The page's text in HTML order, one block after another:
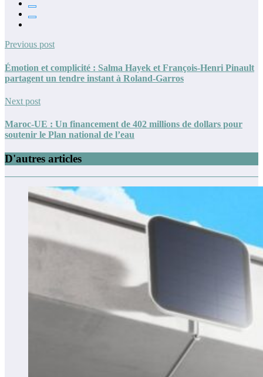
Previous post
Émotion et complicité : Salma Hayek et François-Henri Pinault
partagent un tendre instant à Roland-Garros
Next post
Maroc-UE : Un financement de 402 millions de dollars pour
soutenir le Plan national de l’eau
D'autres articles